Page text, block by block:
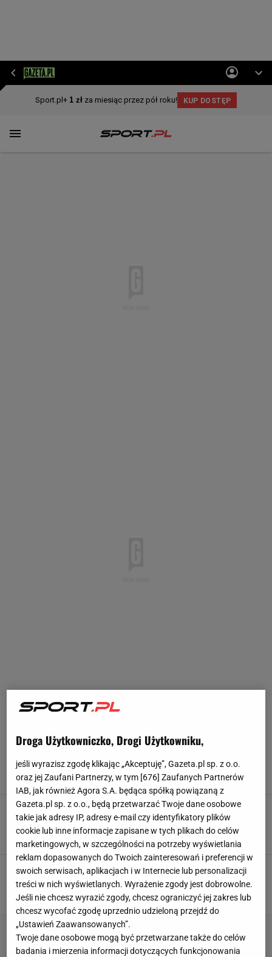
Skandal po meczu o Europę! Piłkarz trafiony
krzesełkiem, zniesiony na noszach
Bartosz Naus,18 MAJA 2025, 12:31
Nie żyje Fabian Caballero. Zasłabł na boisku i
już nie odzyskał przytomności
Kacper Ciuksza, 28 WRZEŚNIA 2024, 13:58
Chaos na trybunach w Szkocji i Anglii. "Ela jest
w trumnie"
Mateusz Król,19 WRZEŚNIA 2022, 11:59
Droga Użytkowniczko, Drogi Użytkowniku,
jeśli wyrazisz zgodę klikając „Akceptuję”, Gazeta.pl sp. z o.o.
oraz jej Zaufani Partnerzy, w tym [676] Zaufanych Partnerów
IAB, jak również Agora S.A. będąca spółką powiązaną z
Gazeta.pl sp. z o.o., będą przetwarzać Twoje dane osobowe
takie jak adresy IP, adresy e-mail czy identyfikatory plików
cookie lub inne informacje zapisane w tych plikach do celów
marketingowych, w szczególności na potrzeby wyświetlania
reklam dopasowanych do Twoich zainteresowań i preferencji w
swoich serwisach, aplikacjach i w Internecie lub personalizacji
treści w nich wyświetlanych. Wyrażenie zgody jest dobrowolne.
Jeśli nie chcesz wyrazić zgody, chcesz ograniczyć jej zakres lub
chcesz wycofać zgodę uprzednio udzieloną przejdź do
„Ustawień Zaawansowanych”.
Twoje dane osobowe mogą być przetwarzane także do celów
badania i mierzenia informacji dotyczących funkcjonowania